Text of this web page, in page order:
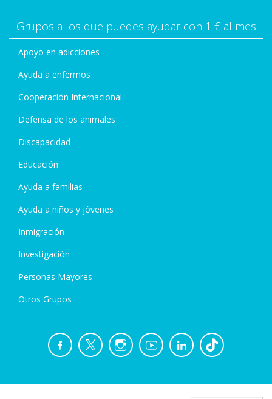
Grupos a los que puedes ayudar con 1 € al mes
Apoyo en adicciones
Ayuda a enfermos
Cooperación Internacional
Defensa de los animales
Discapacidad
Educación
Ayuda a familias
Ayuda a niños y jóvenes
Inmigración
Investigación
Personas Mayores
Otros Grupos